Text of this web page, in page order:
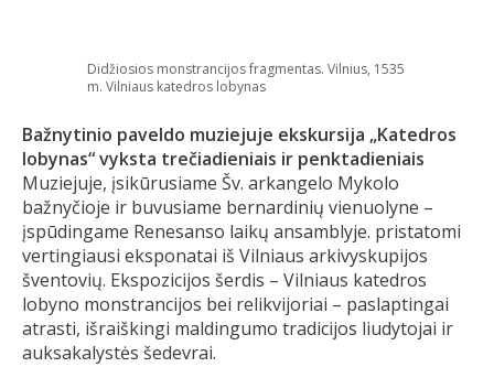
Didžiosios monstrancijos fragmentas. Vilnius, 1535
m. Vilniaus katedros lobynas
Bažnytinio paveldo muziejuje ekskursija „Katedros
lobynas“ vyksta trečiadieniais ir penktadieniais
Muziejuje, įsikūrusiame Šv. arkangelo Mykolo
bažnyčioje ir buvusiame bernardinių vienuolyne –
įspūdingame Renesanso laikų ansamblyje. pristatomi
vertingiausi eksponatai iš Vilniaus arkivyskupijos
šventovių. Ekspozicijos šerdis – Vilniaus katedros
lobyno monstrancijos bei relikvijoriai – paslaptingai
atrasti, išraiškingi maldingumo tradicijos liudytojai ir
auksakalystės šedevrai.